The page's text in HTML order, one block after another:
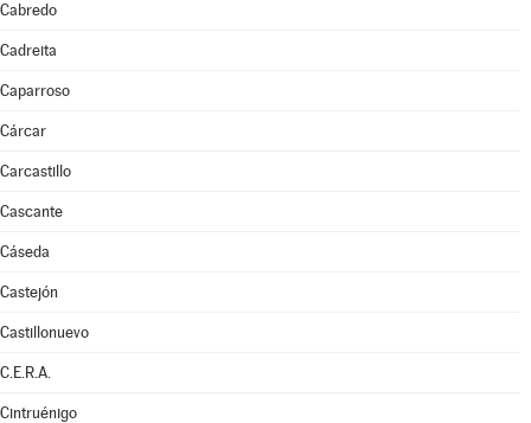
Cabredo
Cadreita
Caparroso
Cárcar
Carcastillo
Cascante
Cáseda
Castejón
Castillonuevo
C.E.R.A.
Cintruénigo